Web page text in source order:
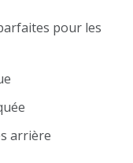
pour les
arrière